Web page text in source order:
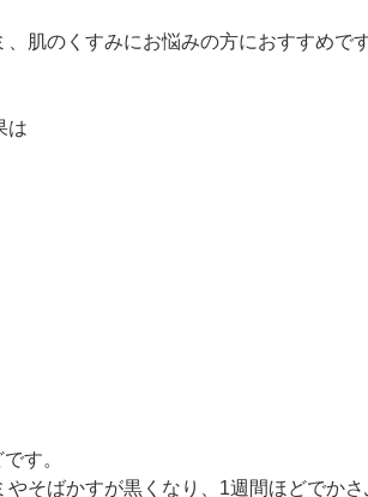
肌のくすみにお悩みの方におすすめで
は
す。
そばかすが黒くなり、1週間ほどでか